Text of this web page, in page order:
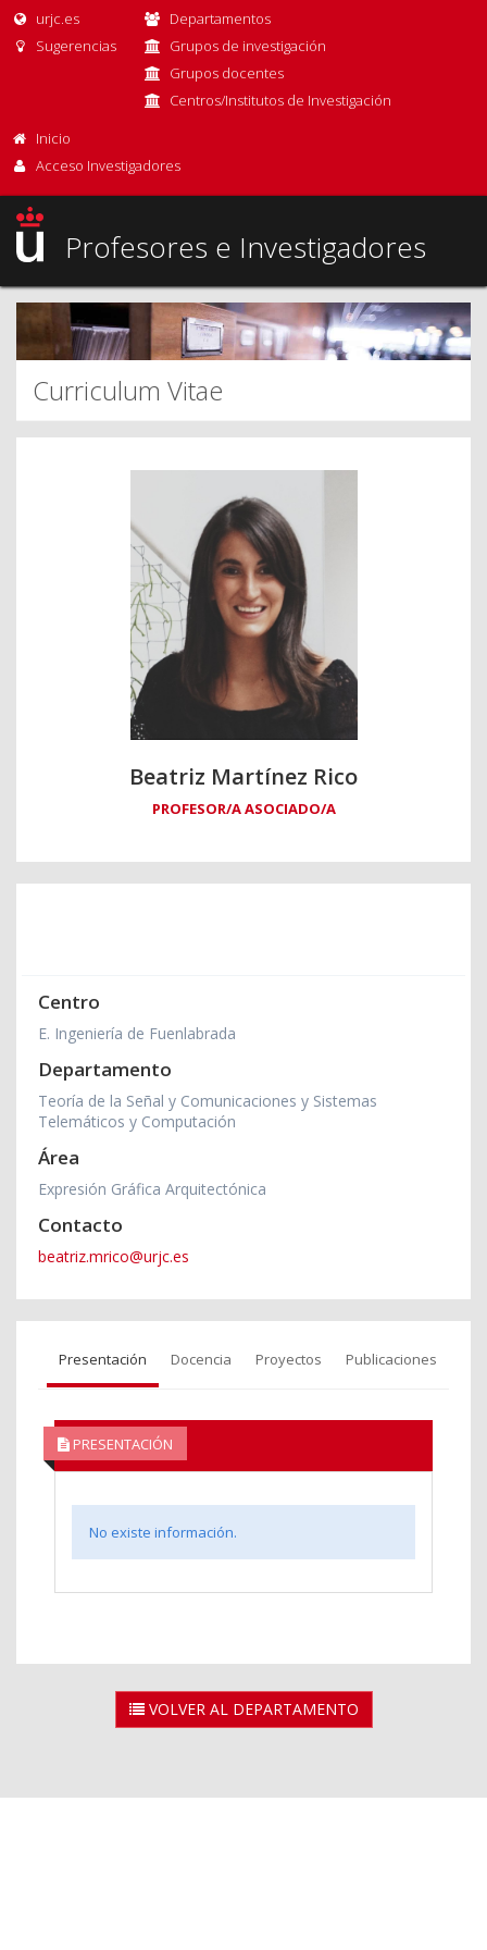
urjc.es
Sugerencias
Departamentos
Grupos de investigación
Grupos docentes
Centros/Institutos de Investigación
Inicio
Acceso Investigadores
Profesores e Investigadores
Curriculum Vitae
Beatriz Martínez Rico
PROFESOR/A ASOCIADO/A
Centro
E. Ingeniería de Fuenlabrada
Departamento
Teoría de la Señal y Comunicaciones y Sistemas
Telemáticos y Computación
Área
Expresión Gráfica Arquitectónica
Contacto
beatriz.mrico@urjc.es
Presentación Docencia Proyectos Publicaciones
PRESENTACIÓN
No existe información.
VOLVER AL DEPARTAMENTO